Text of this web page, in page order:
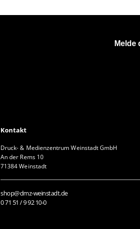
Melde
Kontakt
Druck- & Medienzentrum Weinstadt GmbH
An der Rems 10
71384 Weinstadt
shop@dmz-weinstadt.de
0 71 51 / 9 92 10-0